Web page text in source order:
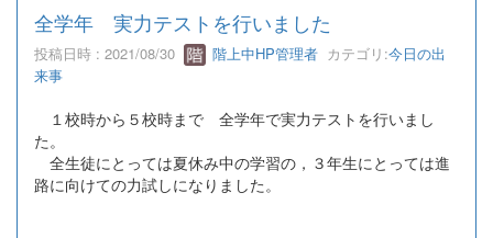
全学年 実力テストを行いました
投稿日時 : 2021/08/30 階上中HP管理者 カテゴリ:今日の出
来事
１校時から５校時まで 全学年で実力テストを行いまし
た。
全生徒にとっては夏休み中の学習の，３年生にとっては進
路に向けての力試しになりました。